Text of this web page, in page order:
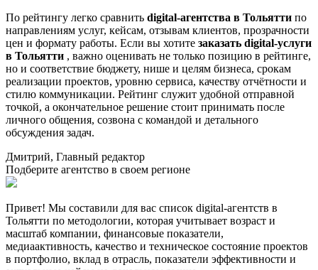
По рейтингу легко сравнить digital-агентства в Тольятти по
направлениям услуг, кейсам, отзывам клиентов, прозрачности
цен и формату работы. Если вы хотите заказать digital-услуги
в Тольятти , важно оценивать не только позицию в рейтинге,
но и соответствие бюджету, нише и целям бизнеса, срокам
реализации проектов, уровню сервиса, качеству отчётности и
стилю коммуникации. Рейтинг служит удобной отправной
точкой, а окончательное решение стоит принимать после
личного общения, созвона с командой и детального
обсуждения задач.
Дмитрий, Главный редактор
Подберите агентство в своем регионе
Привет! Мы составили для вас список digital-агентств в
Тольятти по методологии, которая учитывает возраст и
масштаб компании, финансовые показатели,
медиаактивность, качество и техническое состояние проектов
в портфолио, вклад в отрасль, показатели эффективности и